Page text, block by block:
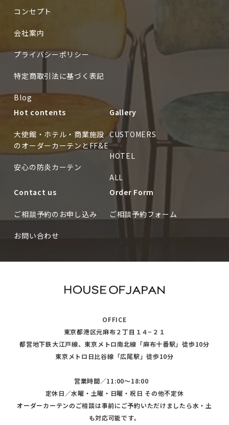
コンセプト
会社案内
プライバシーポリシー
特定商取引法に基づく表記
Blog
Hot contents
大使館・ホテル・商業施設
のオーダーカーテンとFF&E
安心の防炎カーテン
Gallery
CUSTOMERS
HOTEL
ALL
Contact us
ご相談予約のお申し込み
お問い合わせ
Order Form
ご相談予約フォーム
OFFICE
東京都港区元麻布２丁目１４−２１
都営地下鉄大江戸線、東京メトロ南北線「麻布十番駅」徒歩10分
東京メトロ日比谷線「広尾駅」徒歩10分
営業時間／11:00〜18:00
定休日／水曜・土曜・日曜・祝日 その他不定休
オーダーカーテンのご相談は事前にご予約いただけましたら水・土
も対応可能です。